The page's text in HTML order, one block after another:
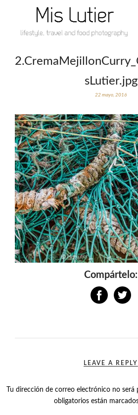
sLutier.jpg
22 mayo, 2016
Compártelo:
LEAVE A REPLY
Tu dirección de correo electrónico no será
obligatorios están